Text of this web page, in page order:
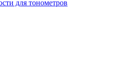
для тонометров